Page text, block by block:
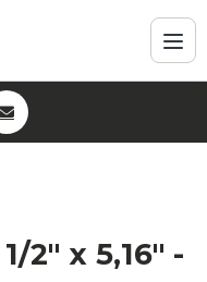
2" x 5,16" -